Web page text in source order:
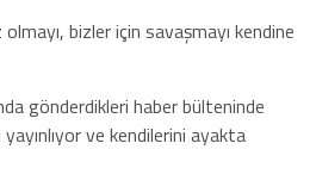
bizler için savaşmayı kendine
gönderdikleri haber bülteninde
ve kendilerini ayakta